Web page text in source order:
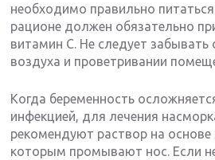
необходимо правильно
рационе должен обязательно
витамин С. Не следует забывать
воздуха и проветривании
Когда беременность
инфекцией, для лечения
рекомендуют раствор на
которым промывают нос. Если